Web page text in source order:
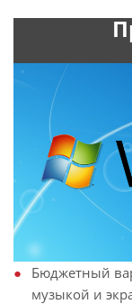
Бюджетный
музыкой и